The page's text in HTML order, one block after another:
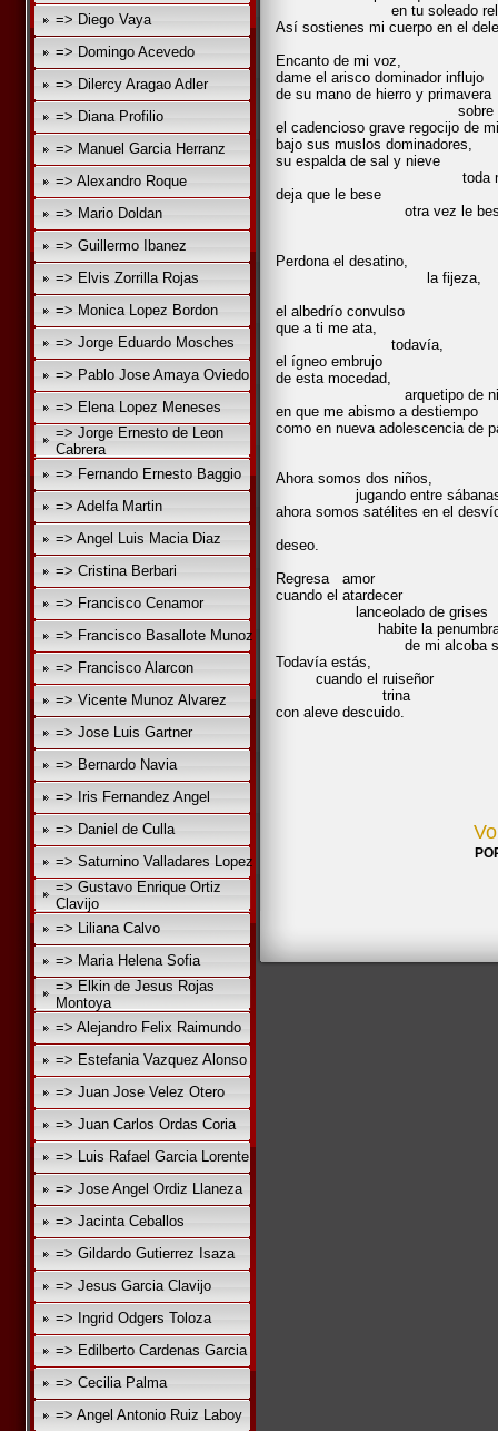
=> Diego Vaya
=> Domingo Acevedo
=> Dilercy Aragao Adler
=> Diana Profilio
=> Manuel Garcia Herranz
=> Alexandro Roque
=> Mario Doldan
=> Guillermo Ibanez
=> Elvis Zorrilla Rojas
=> Monica Lopez Bordon
=> Jorge Eduardo Mosches
=> Pablo Jose Amaya Oviedo
=> Elena Lopez Meneses
=> Jorge Ernesto de Leon
Cabrera
=> Fernando Ernesto Baggio
=> Adelfa Martin
=> Angel Luis Macia Diaz
=> Cristina Berbari
=> Francisco Cenamor
=> Francisco Basallote Munoz
=> Francisco Alarcon
=> Vicente Munoz Alvarez
=> Jose Luis Gartner
=> Bernardo Navia
=> Iris Fernandez Angel
=> Daniel de Culla
=> Saturnino Valladares Lopez
=> Gustavo Enrique Ortiz
Clavijo
=> Liliana Calvo
=> Maria Helena Sofia
=> Elkin de Jesus Rojas
Montoya
=> Alejandro Felix Raimundo
=> Estefania Vazquez Alonso
=> Juan Jose Velez Otero
=> Juan Carlos Ordas Coria
=> Luis Rafael Garcia Lorente
=> Jose Angel Ordiz Llaneza
=> Jacinta Ceballos
=> Gildardo Gutierrez Isaza
=> Jesus Garcia Clavijo
=> Ingrid Odgers Toloza
=> Edilberto Cardenas Garcia
=> Cecilia Palma
=> Angel Antonio Ruiz Laboy
en tu soleado
Así sostienes mi cuerpo en el
Encanto de mi voz,
dame el arisco dominador influjo
de su mano de hierro y primavera
sobre mi
el cadencioso grave regocijo de
bajo sus muslos dominadores,
su espalda de sal y nieve
toda
deja que le bese
otra vez le
Perdona el desatino,
la fijeza,
el albedrío convulso
que a ti me ata,
todavía,
el ígneo embrujo
de esta mocedad,
arquetipo de
en que me abismo a destiempo
como en nueva adolescencia de
Ahora somos dos niños,
jugando entre sábanas
ahora somos satélites en el
deseo.
Regresa amor
cuando el atardecer
lanceolado de grises
habite la
de mi alcoba
Todavía estás,
cuando el ruiseñor
trina
con aleve descuido.